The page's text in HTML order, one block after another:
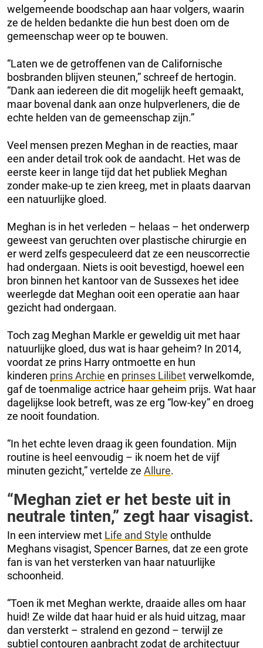
welgemeende boodschap aan haar volgers, waarin
ze de helden bedankte die hun best doen om de
gemeenschap weer op te bouwen.
“Laten we de getroffenen van de Californische
bosbranden blijven steunen,” schreef de hertogin.
“Dank aan iedereen die dit mogelijk heeft gemaakt,
maar bovenal dank aan onze hulpverleners, die de
echte helden van de gemeenschap zijn.”
Veel mensen prezen Meghan in de reacties, maar
een ander detail trok ook de aandacht. Het was de
eerste keer in lange tijd dat het publiek Meghan
zonder make-up te zien kreeg, met in plaats daarvan
een natuurlijke gloed.
Meghan is in het verleden – helaas – het onderwerp
geweest van geruchten over plastische chirurgie en
er werd zelfs gespeculeerd dat ze een neuscorrectie
had ondergaan. Niets is ooit bevestigd, hoewel een
bron binnen het kantoor van de Sussexes het idee
weerlegde dat Meghan ooit een operatie aan haar
gezicht had ondergaan.
Toch zag Meghan Markle er geweldig uit met haar
natuurlijke gloed, dus wat is haar geheim? In 2014,
voordat ze prins Harry ontmoette en hun
kinderen prins Archie en prinses Lilibetverwelkomde,
gaf de toenmalige actrice haar geheim prijs. Wat haar
dagelijkse look betreft, was ze erg “low-key” en droeg
ze nooit foundation.
“In het echte leven draag ik geen foundation. Mijn
routine is heel eenvoudig – ik noem het de vijf
minuten gezicht,” vertelde ze Allure.
“Meghan ziet er het beste uit in
neutrale tinten,” zegt haar visagist.
In een interview met Life and Style onthulde
Meghans visagist, Spencer Barnes, dat ze een grote
fan is van het versterken van haar natuurlijke
schoonheid.
“Toen ik met Meghan werkte, draaide alles om haar
huid! Ze wilde dat haar huid er als huid uitzag, maar
dan versterkt – stralend en gezond – terwijl ze
subtiel contouren aanbracht zodat de architectuur